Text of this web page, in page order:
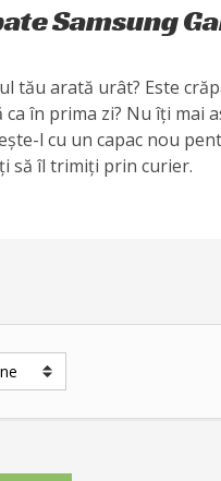
Samsung
tău arată urât? Este
în prima zi? Nu îți mai
l cu un capac nou
să îl trimiți prin curier.